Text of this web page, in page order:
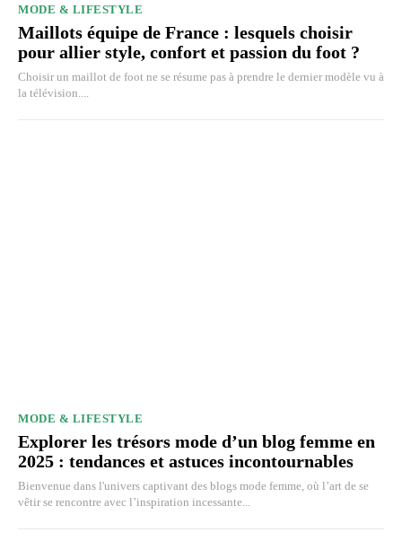
MODE & LIFESTYLE
Maillots équipe de France : lesquels choisir
pour allier style, confort et passion du foot ?
Choisir un maillot de foot ne se résume pas à prendre le dernier modèle vu à
la télévision....
MODE & LIFESTYLE
Explorer les trésors mode d’un blog femme en
2025 : tendances et astuces incontournables
Bienvenue dans l'univers captivant des blogs mode femme, où l’art de se
vêtir se rencontre avec l’inspiration incessante...